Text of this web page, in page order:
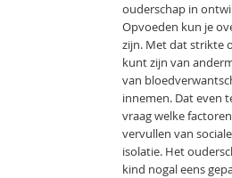
ouderschap in
Opvoeden kun je
zijn. Met dat strikte
kunt zijn van
van
innemen. Dat even
vraag welke
vervullen van
isolatie. Het
kind nogal eens